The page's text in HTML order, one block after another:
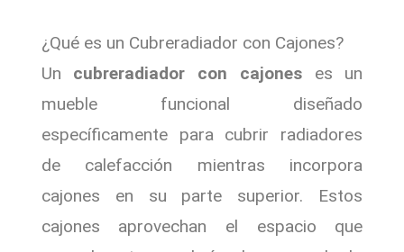
¿Qué es un Cubreradiador con Cajones?
Un cubreradiador con cajoneses un
mueble funcional diseñado
específicamente para cubrir radiadores
de calefacción mientras incorpora
cajones en su parte superior. Estos
cajones aprovechan el espacio que